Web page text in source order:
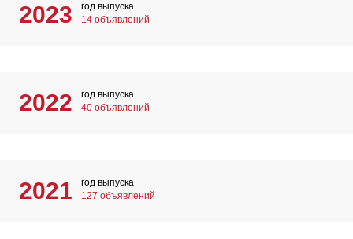
2023
год выпуска
14 объявлений
2022
год выпуска
40 объявлений
2021
год выпуска
127 объявлений